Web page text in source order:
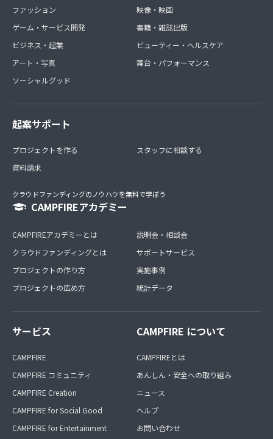
ファッション
ゲーム・サービス開発
ビジネス・起業
アート・写真
ソーシャルグッド
映像・映画
書籍・雑誌出版
ビューティー・ヘルスケア
舞台・パフォーマンス
起案サポート
プロジェクトを作る
資料請求
スタッフに相談する
クラウドファンディングのノウハウを無料で学ぼう
CAMPFIREアカデミー
CAMPFIREアカデミーとは
クラウドファンディングとは
プロジェクトの作り方
プロジェクトの広め方
説明会・相談会
サポートサービス
実施事例
統計データ
サービス
CAMPFIRE
CAMPFIRE コミュニティ
CAMPFIRE Creation
CAMPFIRE for Social Good
CAMPFIRE for Entertainment
CAMPFIRE について
CAMPFIREとは
あんしん・安全への取り組み
ニュース
ヘルプ
お問い合わせ